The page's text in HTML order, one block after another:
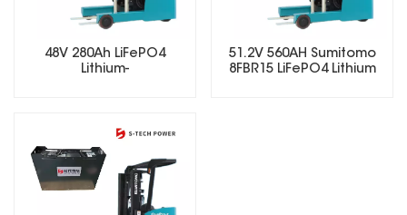
48V 280Ah LiFePO4
Lithium-
51.2V 560AH Sumitomo
8FBR15 LiFePO4 Lithium